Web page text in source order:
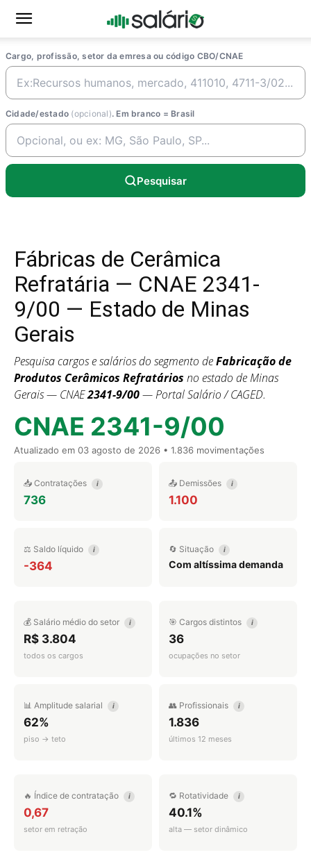
Cargo, profissão, setor da emresa ou código CBO/CNAE
Cidade/estado (opcional). Em branco = Brasil
Pesquisar
Fábricas de Cerâmica
Refratária — CNAE 2341-
9/00 — Estado de Minas
Gerais
Pesquisa cargos e salários do segmento deFabricação de
Produtos Cerâmicos Refratários no estado de Minas
Gerais — CNAE2341-9/00— Portal Salário / CAGED.
CNAE 2341-9/00
Atualizado em 03 agosto de 2026 • 1.836 movimentações
📥 Contratações i
736
📤 Demissões i
1.100
⚖️ Saldo líquido i
-364
🔄 Situação i
Com altíssima demanda
💰 Salário médio do setor i
R$ 3.804
todos os cargos
🎯 Cargos distintos i
36
ocupações no setor
📊 Amplitude salarial i
62%
piso → teto
👥 Profissionais i
1.836
últimos 12 meses
🔥 Índice de contratação i
0,67
setor em retração
🔁 Rotatividade i
40.1%
alta — setor dinâmico